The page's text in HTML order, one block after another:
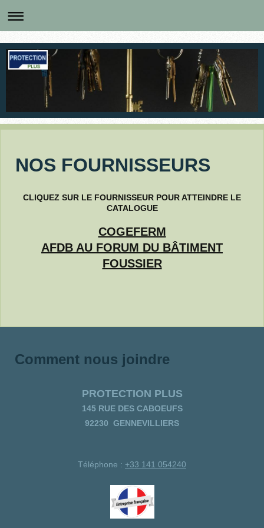
NOS FOURNISSEURS
CLIQUEZ SUR LE FOURNISSEUR POUR ATTEINDRE LE
CATALOGUE
COGEFERM
AFDB AU FORUM DU BÂTIMENT
FOUSSIER
Comment nous joindre
PROTECTION PLUS
145 RUE DES CABOEUFS
92230 GENNEVILLIERS
Téléphone : +33 141 054240